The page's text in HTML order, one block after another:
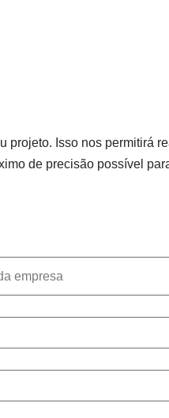
projeto. Isso nos permitirá
de precisão possível